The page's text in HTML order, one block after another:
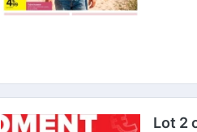
Lot 2